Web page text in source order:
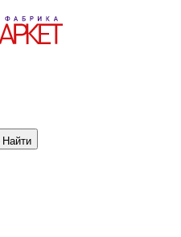
Найти